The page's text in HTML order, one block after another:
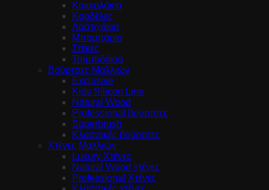
Κοκκαλάκια
Κορδέλες
Λαστιχάκια
Μπομπάρια
Στέκες
Τσιμπιδάκια
Βούρτσες Μαλλιών
Exclusive
Kids Silicon Line
Natural Wood
Professional βούρτσες
Superbrush
Κλασσικές βούρτσες
Χτένες Μαλλιών
Luxury Χτένες
Natural Wood χτένες
Professional Χτένες